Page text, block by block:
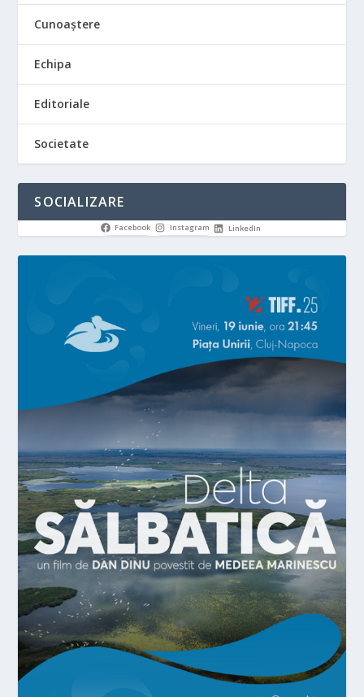
Cunoaștere
Echipa
Editoriale
Societate
SOCIALIZARE
Facebook Instagram LinkedIn